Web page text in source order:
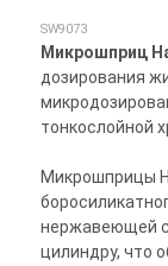
SW9073
Микрошприц
дозирования
тонкослойной
Микрошприцы
нержавеющей
цилиндру, что